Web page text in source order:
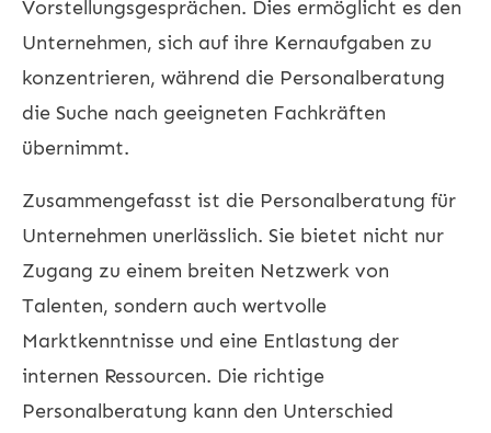
Vorstellungsgesprächen. Dies ermöglicht es den
Unternehmen, sich auf ihre Kernaufgaben zu
konzentrieren, während die Personalberatung
die Suche nach geeigneten Fachkräften
übernimmt.
Zusammengefasst ist die Personalberatung für
Unternehmen unerlässlich. Sie bietet nicht nur
Zugang zu einem breiten Netzwerk von
Talenten, sondern auch wertvolle
Marktkenntnisse und eine Entlastung der
internen Ressourcen. Die richtige
Personalberatung kann den Unterschied